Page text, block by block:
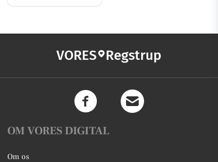
VORES Regstrup
OM VORES DIGITAL
Om os